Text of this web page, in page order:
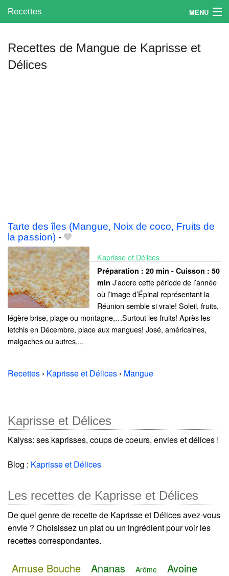
Recettes MENU
Mes blogs préférés
Recettes de Mangue de Kaprisse et
Délices
Tarte des îles (Mangue, Noix de coco, Fruits de
la passion) -
Kaprisse et Délices
Préparation : 20 min - Cuisson : 50
min J’adore cette période de l’année
où l’image d’Épinal représentant la
Réunion semble si vraie! Soleil, fruits,
légère brise, plage ou montagne,…Surtout les fruits! Après les
letchis en Décembre, place aux mangues! José, américaines,
malgaches ou autres,...
Recettes › Kaprisse et Délices › Mangue
Kaprisse et Délices
Kalyss: ses kaprisses, coups de coeurs, envies et délices !
Blog : Kaprisse et Délices
Les recettes de Kaprisse et Délices
De quel genre de recette de Kaprisse et Délices avez-vous
envie ? Choisissez un plat ou un ingrédient pour voir les
recettes correspondantes.
Amuse Bouche Ananas Arôme
Avoine